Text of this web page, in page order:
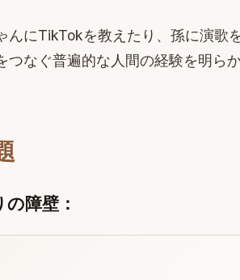
んにTikTokを教えたり、孫に演歌
つなぐ普遍的な人間の経験を明ら
障壁：